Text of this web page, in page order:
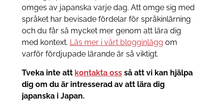
omges av japanska varje dag. Att omge sig med
språket har bevisade fördelar för språkinlärning
och du får så mycket mer genom att lära dig
med kontext. Läs mer i vårt blogginlägg om
varför fördjupade lärande är så viktigt.
Tveka inte att kontakta ossså att vi kan hjälpa
dig om du är intresserad av att lära dig
japanska i Japan.